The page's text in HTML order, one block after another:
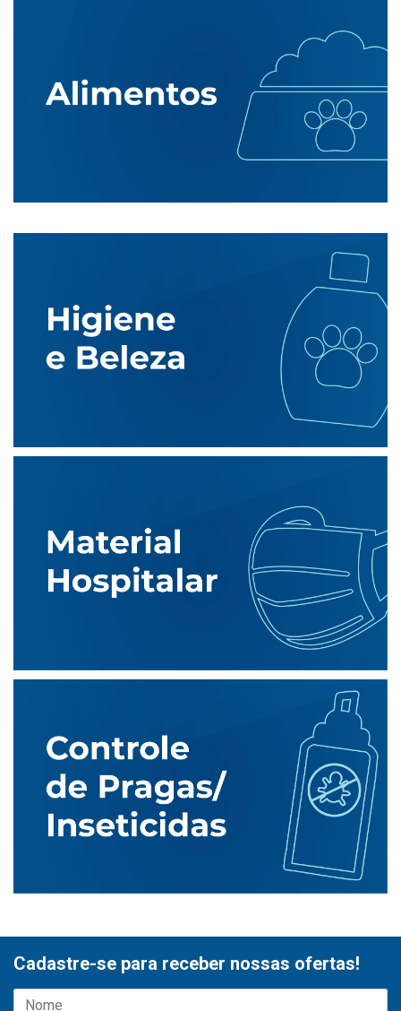
Cadastre-se para receber nossas ofertas!